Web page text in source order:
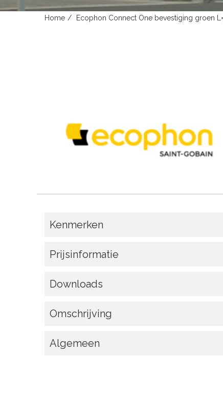
Home Ecophon Connect One bevestiging groen
Kenmerken
Prijsinformatie
Downloads
Omschrijving
Algemeen